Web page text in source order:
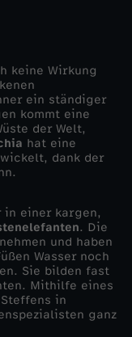
keine Wirkung
ein ständiger
kommt eine
der Welt,
hat eine
dank der
in einer kargen,
. Die
und haben
Wasser noch
Sie bilden fast
Mithilfe eines
in
ganz